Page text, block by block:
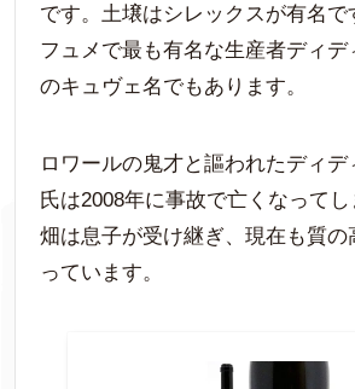
です。土壌はシレックスが有名で
フュメで最も有名な生産者ディデ
のキュヴェ名でもあります。
ロワールの鬼才と謳われたディ
氏は2008年に事故で亡くなってし
畑は息子が受け継ぎ、現在も質の
っています。